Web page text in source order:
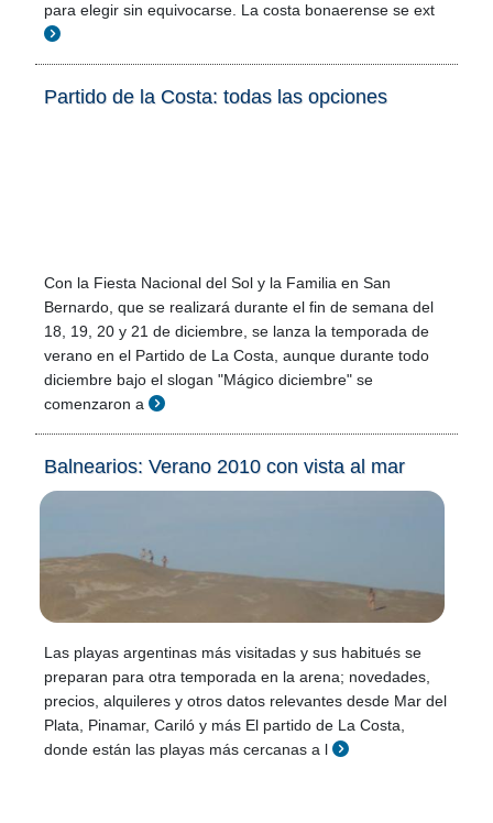
para elegir sin equivocarse. La costa bonaerense se ext
Partido de la Costa: todas las opciones
Con la Fiesta Nacional del Sol y la Familia en San
Bernardo, que se realizará durante el fin de semana del
18, 19, 20 y 21 de diciembre, se lanza la temporada de
verano en el Partido de La Costa, aunque durante todo
diciembre bajo el slogan "Mágico diciembre" se
comenzaron a
Balnearios: Verano 2010 con vista al mar
Las playas argentinas más visitadas y sus habitués se
preparan para otra temporada en la arena; novedades,
precios, alquileres y otros datos relevantes desde Mar del
Plata, Pinamar, Cariló y más El partido de La Costa,
donde están las playas más cercanas a l